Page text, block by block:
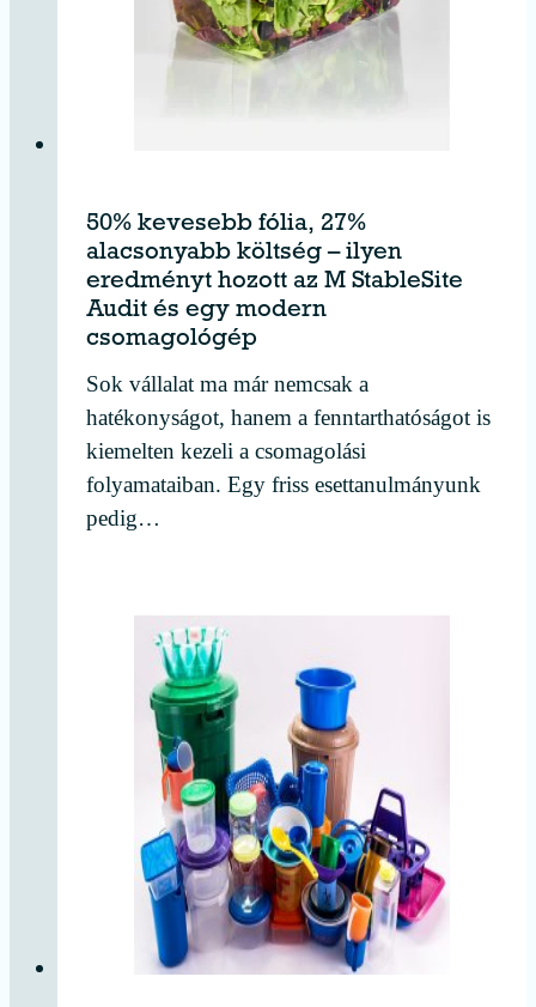
50% kevesebb fólia, 27%
alacsonyabb költség – ilyen
eredményt hozott az M StableSite
Audit és egy modern
csomagológép
Sok vállalat ma már nemcsak a
hatékonyságot, hanem a fenntarthatóságot is
kiemelten kezeli a csomagolási
folyamataiban. Egy friss esettanulmányunk
pedig…